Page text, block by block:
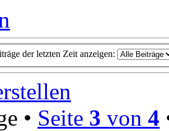
der letzten Zeit anzeigen:
• Seite 3 von 4